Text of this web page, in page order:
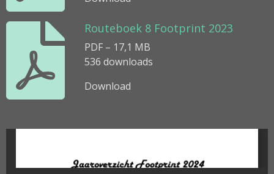
Routeboek 8 Footprint 2023
PDF – 17,1 MB
536 downloads
Download